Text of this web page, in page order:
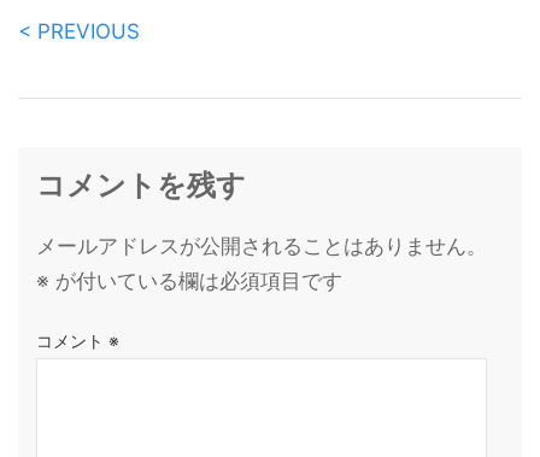
< PREVIOUS
コメントを残す
メールアドレスが公開されることはありません。
※ が付いている欄は必須項目です
コメント ※